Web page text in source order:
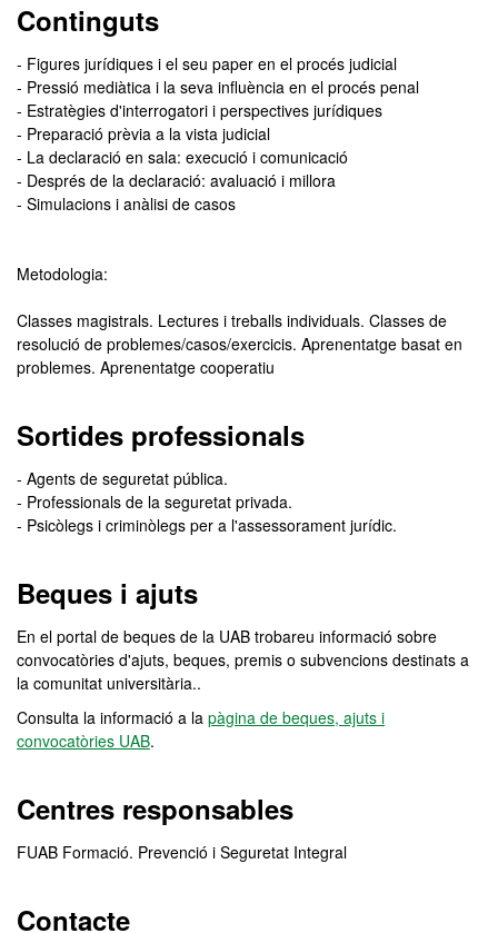
Continguts
- Figures jurídiques i el seu paper en el procés judicial
- Pressió mediàtica i la seva influència en el procés penal
- Estratègies d'interrogatori i perspectives jurídiques
- Preparació prèvia a la vista judicial
- La declaració en sala: execució i comunicació
- Després de la declaració: avaluació i millora
- Simulacions i anàlisi de casos
Metodologia:
Classes magistrals. Lectures i treballs individuals. Classes de
resolució de problemes/casos/exercicis. Aprenentatge basat en
problemes. Aprenentatge cooperatiu
Sortides professionals
- Agents de seguretat pública.
- Professionals de la seguretat privada.
- Psicòlegs i criminòlegs per a l'assessorament jurídic.
Beques i ajuts
En el portal de beques de la UAB trobareu informació sobre
convocatòries d'ajuts, beques, premis o subvencions destinats a
la comunitat universitària..
Consulta la informació a la pàgina de beques, ajuts i
convocatòries UAB.
Centres responsables
FUAB Formació. Prevenció i Seguretat Integral
Contacte